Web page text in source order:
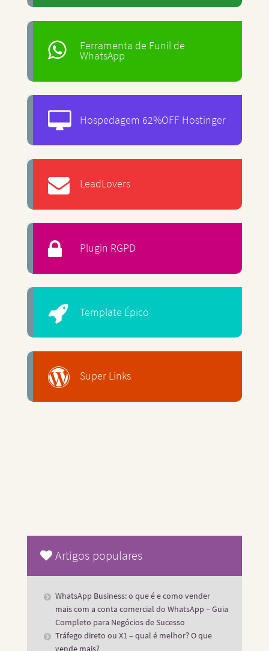
Ferramenta de Funil de
WhatsApp
Hospedagem 62%OFF Hostinger
LeadLovers
Plugin RGPD
Template Épico
Super Links
Artigos populares
WhatsApp Business: o que é e como vender
mais com a conta comercial do WhatsApp – Guia
Completo para Negócios de Sucesso
Tráfego direto ou X1 – qual é melhor? O que
vende mais?